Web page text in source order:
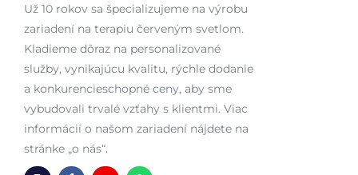
Už 10 rokov sa špecializujeme na výrobu
zariadení na terapiu červeným svetlom.
Kladieme dôraz na personalizované
služby, vynikajúcu kvalitu, rýchle dodanie
a konkurencieschopné ceny, aby sme
vybudovali trvalé vzťahy s klientmi. Viac
informácií o našom zariadení nájdete na
stránke „o nás“.